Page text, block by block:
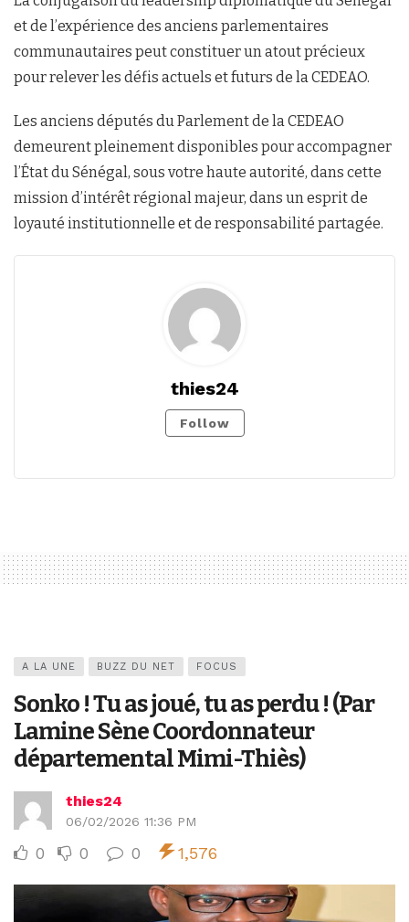
et de l’expérience des anciens parlementaires
communautaires peut constituer un atout précieux
pour relever les défis actuels et futurs de la CEDEAO.
Les anciens députés du Parlement de la CEDEAO
demeurent pleinement disponibles pour accompagner
l’État du Sénégal, sous votre haute autorité, dans cette
mission d’intérêt régional majeur, dans un esprit de
loyauté institutionnelle et de responsabilité partagée.
thies24
Follow
A LA UNE BUZZ DU NET FOCUS
Sonko ! Tu as joué, tu as perdu ! (Par
Lamine Sène Coordonnateur
départemental Mimi-Thiès)
thies24
06/02/2026 11:36 PM
0 0 0 1,576